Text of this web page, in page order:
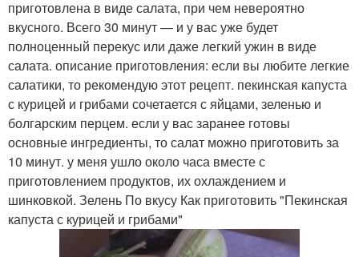
приготовлена в виде салата, при чем невероятно
вкусного. Всего 30 минут — и у вас уже будет
полноценный перекус или даже легкий ужин в виде
салата. описание приготовления: если вы любите легкие
салатики, то рекомендую этот рецепт. пекинская капуста
с курицей и грибами сочетается с яйцами, зеленью и
болгарским перцем. если у вас заранее готовы
основные ингредиенты, то салат можно приготовить за
10 минут. у меня ушло около часа вместе с
приготовлением продуктов, их охлаждением и
шинковкой. Зелень По вкусу Как приготовить "Пекинская
капуста с курицей и грибами"